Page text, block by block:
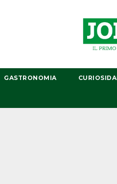
GASTRONOMIA